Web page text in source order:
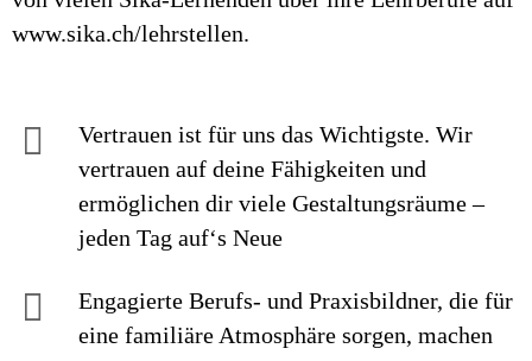
www.sika.ch/lehrstellen.
Vertrauen ist für uns das Wichtigste. Wir
vertrauen auf deine Fähigkeiten und
ermöglichen dir viele Gestaltungsräume –
jeden Tag auf‘s Neue
Engagierte Berufs- und Praxisbildner, die für
eine familiäre Atmosphäre sorgen, machen